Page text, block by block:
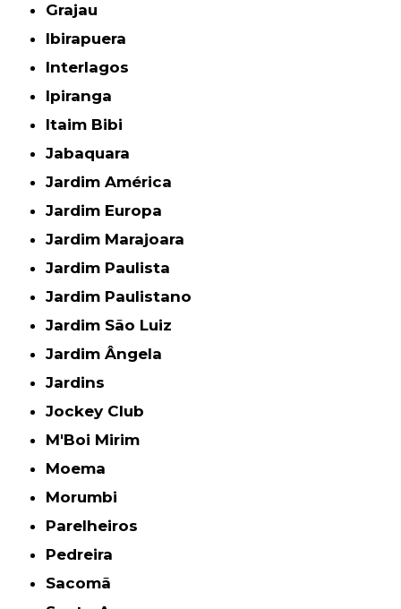
Grajau
Ibirapuera
Interlagos
Ipiranga
Itaim Bibi
Jabaquara
Jardim América
Jardim Europa
Jardim Marajoara
Jardim Paulista
Jardim Paulistano
Jardim São Luiz
Jardim Ângela
Jardins
Jockey Club
M'Boi Mirim
Moema
Morumbi
Parelheiros
Pedreira
Sacomã